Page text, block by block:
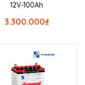
12V-100Ah
₫
3.300.000